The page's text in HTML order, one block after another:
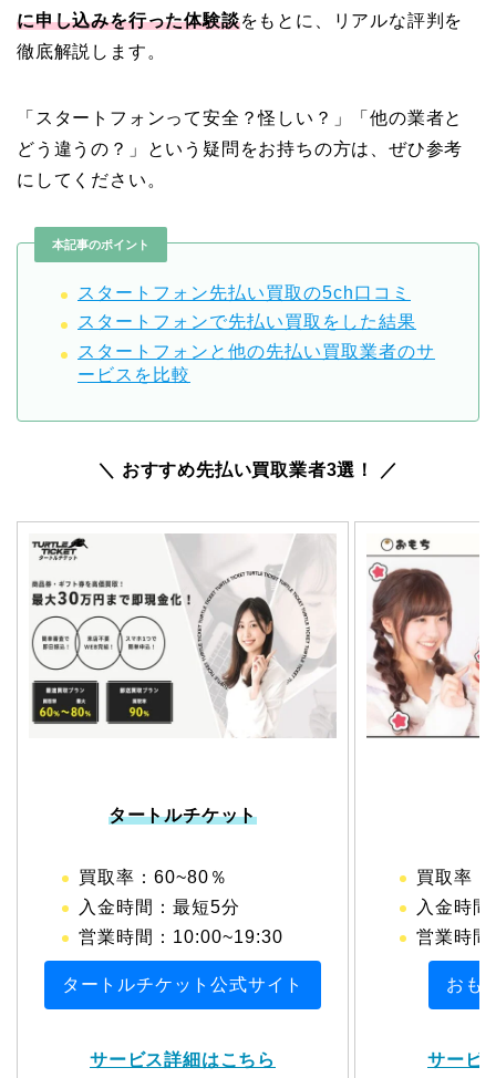
に申し込みを行った体験談をもとに、リアルな評判を
徹底解説します。
「スタートフォンって安全？怪しい？」「他の業者と
どう違うの？」という疑問をお持ちの方は、ぜひ参考
にしてください。
本記事のポイント
スタートフォン先払い買取の5ch口コミ
スタートフォンで先払い買取をした結果
スタートフォンと他の先払い買取業者のサ
ービスを比較
＼ おすすめ先払い買取業者3選！ ／
タートルチケット
買取率：60~80％
入金時間：最短5分
営業時間：10:00~19:30
タートルチケット公式サイト
サービス詳細はこちら
買取率
入金時
営業時
おも
サービ